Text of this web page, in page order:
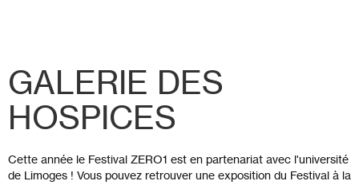
GALERIE DES
HOSPICES
Cette année le Festival ZERO1 est en partenariat avec l'université
de Limoges ! Vous pouvez retrouver une exposition du Festival à la